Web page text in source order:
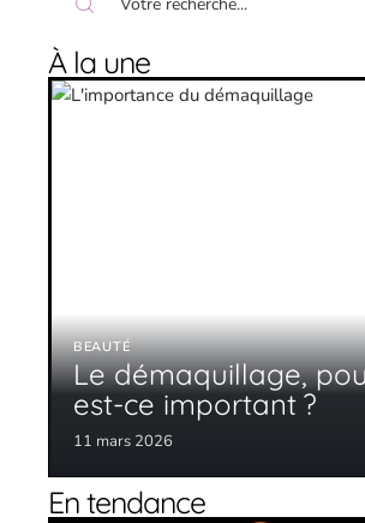
À la une
BEAUTÉ
Le démaquillage,
est-ce important ?
11 mars 2026
En tendance